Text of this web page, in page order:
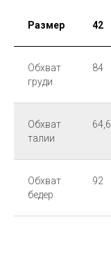
Размер 42
Обхват
груди
84
Обхват
талии
64,6
Обхват
бедер
92